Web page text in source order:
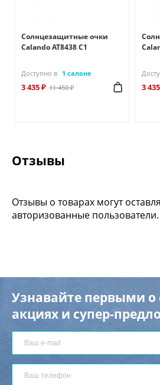
Солнцезащитные очки
Calando AT8438 C1
Доступно в 1 салоне
3 435 ₽ 11 450 ₽ 3
Отзывы
Отзывы о товарах могут
авторизованные пользователи.
Узнавайте первыми
акциях и супер-